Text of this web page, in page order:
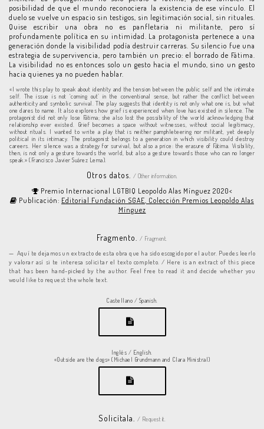
posibilidad de que el mundo reconociera la existencia de ese vínculo. El
duelo se vuelve un espacio sin testigos, sin legitimación social, sin rituales.
Quise escribir una obra no es panfletaria ni militante, pero sí
profundamente política en su intimidad. La protagonista pertenece a una
generación donde la visibilidad podía destruir carreras. Su silencio fue una
estrategia de supervivencia, pero también un precio: el borrado de Fátima.
La visibilidad no es entonces solo un gesto hacia el mundo, sino un gesto
hacia quienes ya no pueden hablar.
«I wrote this play to speak about identity and the tension between the public self and the intimate
self. The issue is not ‘coming out’ in the conventional sense, but rather the conflict between
authenticity and symbolic survival. The play suggests that identity is not only what one is, but what
one dares to name. It also explores how grief is experienced when love has existed in silence. The
protagonist did not only lose Fátima; she also lost the possibility of the world acknowledging that
relationship ever existed. Grief becomes a space without witnesses, without social legitimacy,
without rituals. I wanted to write a play that is neither pamphleteering nor militant, yet deeply
political in its intimacy. The protagonist belongs to a generation in which visibility could destroy
careers. Her silence was a strategy for survival, but also a price: the erasure of Fátima. Visibility,
then, is not only a gesture towards the world, but also a gesture towards those who can no longer
speak.» (Francisco Javier Suárez Lema).
Otros datos. / Other information.
Premio Internacional LGTBIQ Leopoldo Alas Mínguez 2020<
Publicación: Editorial Fundación SGAE, Colección Premios Leopoldo Alas
Mínguez
Fragmento./ Fragment.
Aquí te dejamos un extracto de esta obra que ha sido escogido por el autor. Puedes leerlo
y valorar así si te interesa solicitar el texto completo. / Here is an extract of this piece
that has been hand-picked by the author. Feel free to read it and decide whether you
would like to request the whole text.
Castellano / Spanish.
Inglés / English.
«Outside are the dogs» (Michael Grundmann and Clara Ministral)
Solicítala. / Request it.